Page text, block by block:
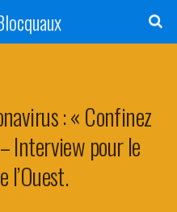
: « Confinez
Interview pour le
l’Ouest.